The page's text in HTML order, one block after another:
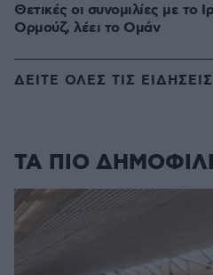
Θετικές οι συνομιλίες με το
Ορμούζ, λέει το Ομάν
ΔΕΙΤΕ ΟΛΕΣ ΤΙΣ ΕΙΔΗΣΕΙΣ
ΤΑ ΠΙΟ